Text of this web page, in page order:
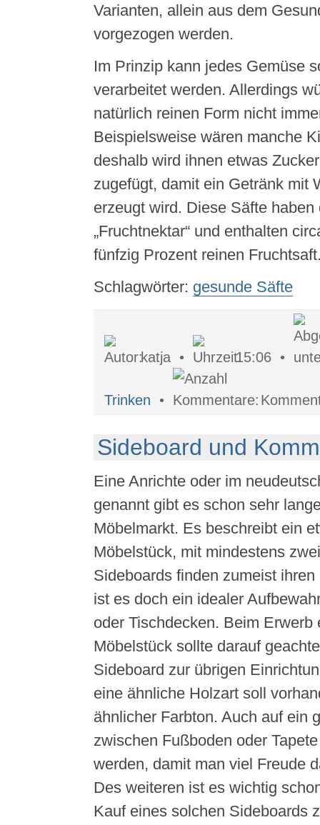
Varianten, allein aus dem
vorgezogen werden.
Im Prinzip kann jedes Gemüse
verarbeitet werden. Allerdings
natürlich reinen Form nicht
Beispielsweise wären manche
deshalb wird ihnen etwas
zugefügt, damit ein Getränk mit
erzeugt wird. Diese Säfte
„Fruchtnektar“ und enthalten
fünfzig Prozent reinen
Schlagwörter: gesunde Säfte
katja • 15:06 •
Trinken •
Sideboard und
Eine Anrichte oder im
genannt gibt es schon sehr
Möbelmarkt. Es beschreibt ein
Möbelstück, mit mindestens
Sideboards finden zumeist
ist es doch ein idealer
oder Tischdecken. Beim Erwerb
Möbelstück sollte darauf
Sideboard zur übrigen
eine ähnliche Holzart soll
ähnlicher Farbton. Auch auf ein
zwischen Fußboden oder
werden, damit man viel Freude
Des weiteren ist es wichtig
Kauf eines solchen Sideboards